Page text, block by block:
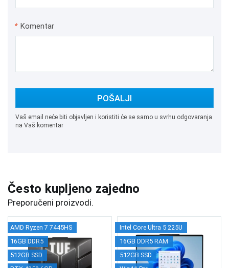
* Komentar
POŠALJI
Vaš email neće biti objavljen i koristiti će se samo u svrhu odgovaranja
na Vaš komentar
Često kupljeno zajedno
Preporučeni proizvodi.
AMD Ryzen 7 7445HS
16GB DDR5
512GB SSD
Intel Core Ultra 5 225U
16GB DDR5 RAM
512GB SSD